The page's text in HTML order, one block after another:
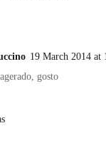
19 March 2014 at
gosto